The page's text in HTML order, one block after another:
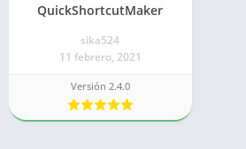
QuickShortcutMaker
sika524
11 febrero, 2021
Versión 2.4.0